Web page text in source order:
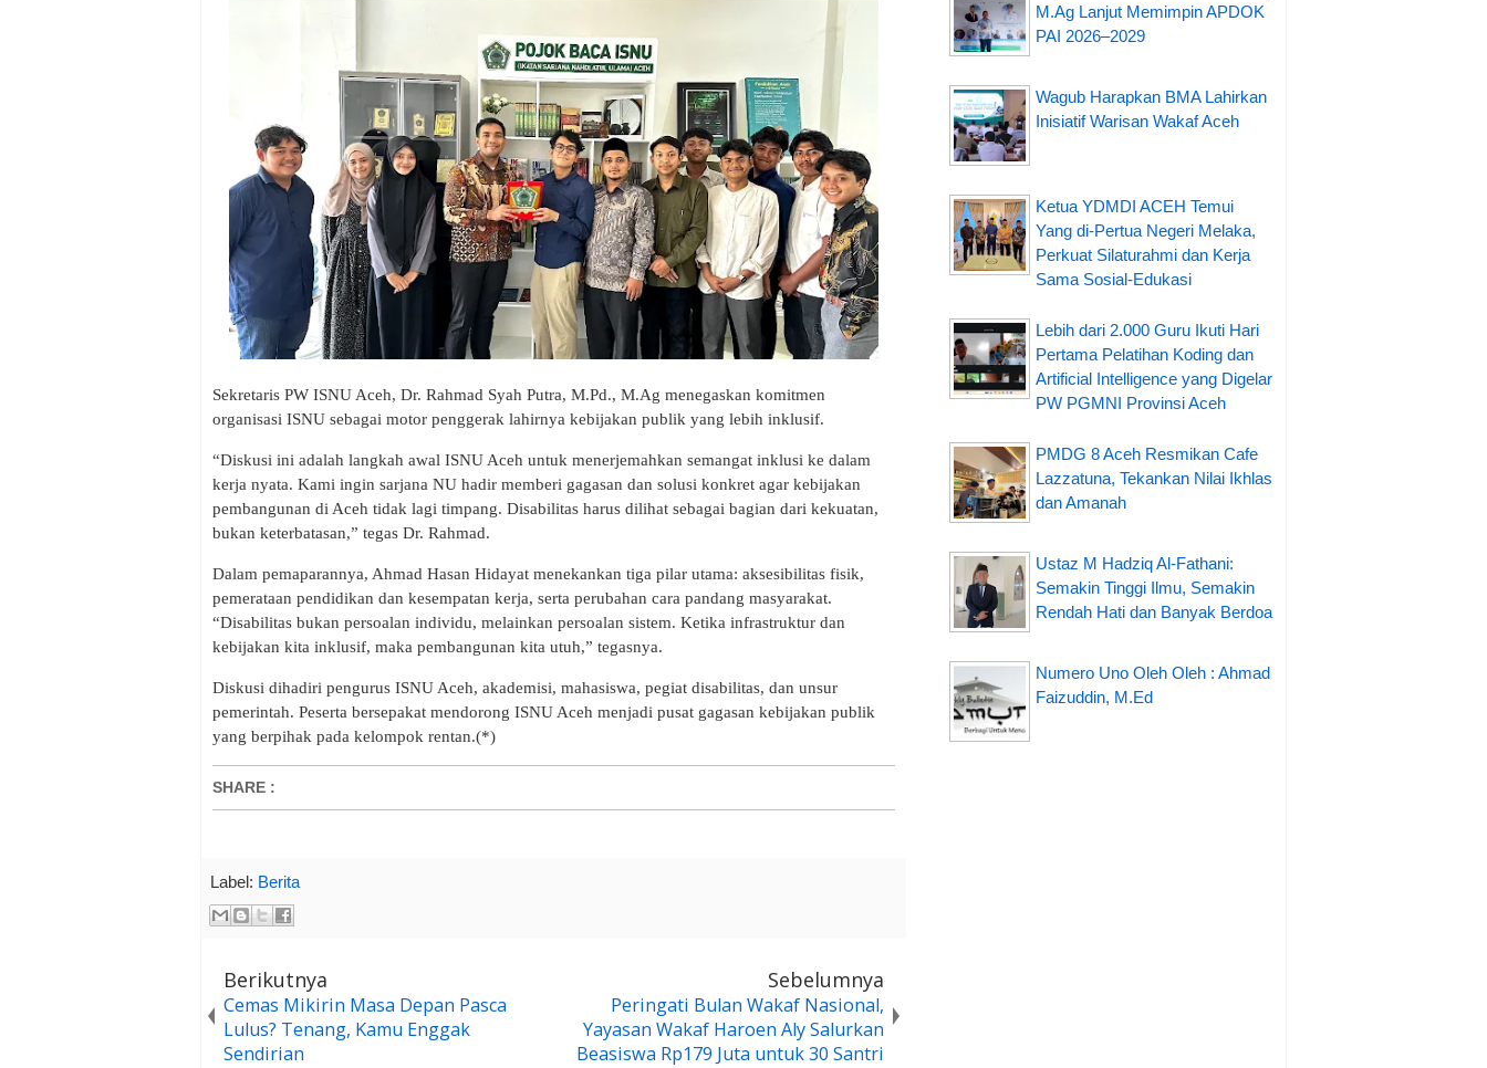
Sekretaris PW ISNU Aceh, Dr. Rahmad Syah Putra, M.Pd., M.Ag menegaskan komitmen
organisasi ISNU sebagai motor penggerak lahirnya kebijakan publik yang lebih inklusif.
“Diskusi ini adalah langkah awal ISNU Aceh untuk menerjemahkan semangat inklusi ke dalam
kerja nyata. Kami ingin sarjana NU hadir memberi gagasan dan solusi konkret agar kebijakan
pembangunan di Aceh tidak lagi timpang. Disabilitas harus dilihat sebagai bagian dari kekuatan,
bukan keterbatasan,” tegas Dr. Rahmad.
Dalam pemaparannya, Ahmad Hasan Hidayat menekankan tiga pilar utama: aksesibilitas fisik,
pemerataan pendidikan dan kesempatan kerja, serta perubahan cara pandang masyarakat.
“Disabilitas bukan persoalan individu, melainkan persoalan sistem. Ketika infrastruktur dan
kebijakan kita inklusif, maka pembangunan kita utuh,” tegasnya.
Diskusi dihadiri pengurus ISNU Aceh, akademisi, mahasiswa, pegiat disabilitas, dan unsur
pemerintah. Peserta bersepakat mendorong ISNU Aceh menjadi pusat gagasan kebijakan publik
yang berpihak pada kelompok rentan.(*)
SHARE :
Label: Berita
Berikutnya
Cemas Mikirin Masa Depan Pasca
Lulus? Tenang, Kamu Enggak
Sendirian
Sebelumnya
Peringati Bulan Wakaf Nasional,
Yayasan Wakaf Haroen Aly Salurkan
Beasiswa Rp179 Juta untuk 30 Santri
M.Ag Lanjut Memimpin APDOK
PAI 2026–2029
Wagub Harapkan BMA Lahirkan
Inisiatif Warisan Wakaf Aceh
Ketua YDMDI ACEH Temui
Yang di-Pertua Negeri Melaka,
Perkuat Silaturahmi dan Kerja
Sama Sosial-Edukasi
Lebih dari 2.000 Guru Ikuti Hari
Pertama Pelatihan Koding dan
Artificial Intelligence yang Digelar
PW PGMNI Provinsi Aceh
PMDG 8 Aceh Resmikan Cafe
Lazzatuna, Tekankan Nilai Ikhlas
dan Amanah
Ustaz M Hadziq Al-Fathani:
Semakin Tinggi Ilmu, Semakin
Rendah Hati dan Banyak Berdoa
Numero Uno Oleh Oleh : Ahmad
Faizuddin, M.Ed